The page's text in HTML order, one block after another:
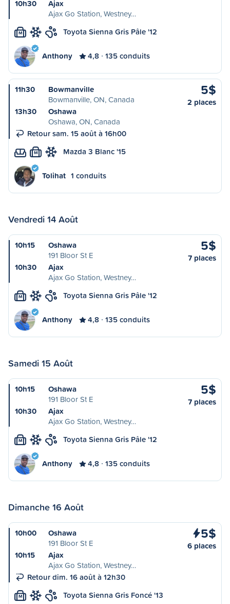
10h30
Ajax
Ajax Go Station, Westney…
M Toyota Sienna Gris Pâle '12
Anthony 4,8 135 conduits
11h30
Bowmanville
Bowmanville, ON, Canada
13h30
Oshawa
Oshawa, ON, Canada
Retour sam. 15 août à 16h00
5$
2 places
M Mazda 3 Blanc '15
Tolihat 1 conduits
Vendredi 14 Août
10h15
Oshawa
191 Bloor St E
10h30
Ajax
Ajax Go Station, Westney…
5$
7 places
M Toyota Sienna Gris Pâle '12
Anthony 4,8 135 conduits
Samedi 15 Août
10h15
Oshawa
191 Bloor St E
10h30
Ajax
Ajax Go Station, Westney…
5$
7 places
M Toyota Sienna Gris Pâle '12
Anthony 4,8 135 conduits
Dimanche 16 Août
10h00
Oshawa
191 Bloor St E
10h15
Ajax
Ajax Go Station, Westney…
Retour dim. 16 août à 12h30
5$
6 places
M Toyota Sienna Gris Foncé '13